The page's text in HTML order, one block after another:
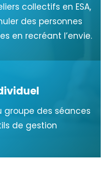
collectifs en ESA,
des personnes
en recréant l’envie.
des séances
de gestion